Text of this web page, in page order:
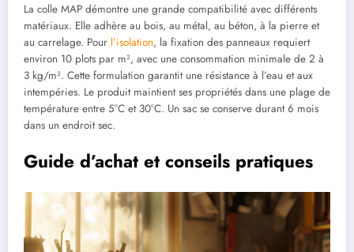
La colle MAP démontre une grande compatibilité avec différents
matériaux. Elle adhère au bois, au métal, au béton, à la pierre et
au carrelage. Pour l’isolation, la fixation des panneaux requiert
environ 10 plots par m², avec une consommation minimale de 2 à
3 kg/m². Cette formulation garantit une résistance à l’eau et aux
intempéries. Le produit maintient ses propriétés dans une plage de
température entre 5°C et 30°C. Un sac se conserve durant 6 mois
dans un endroit sec.
Guide d’achat et conseils pratiques